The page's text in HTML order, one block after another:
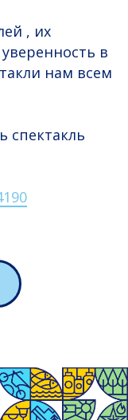
, их
в
нам всем
спектакль